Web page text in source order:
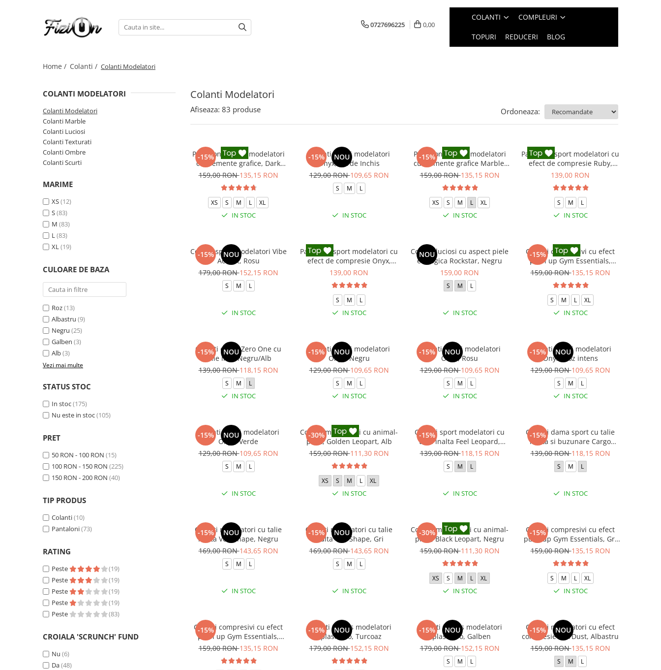
Colanti Marble
Colanti Texturati
Colanti Ombre
Colanti Scurti
Compleuri
0727696225 0,00
COLANTI COMPLEURI
TOPURI REDUCERI BLOG
Home / Colanti / Colanti Modelatori
Colanti Modelatori
COLANTI MODELATORI
Colanti Modelatori
Colanti Marble
Colanti Luciosi
Colanti Texturati
Colanti Ombre
Colanti Scurti
MARIME
XS(12)
S(83)
M (83)
L(83)
XL(19)
CULOARE DE BAZA
Roz(13)
Albastru (9)
Negru (25)
Galben (3)
Alb(3)
Vezi mai multe
STATUS STOC
In stoc(175)
Nu este in stoc(105)
PRET
50 RON - 100 RON (15)
100 RON - 150 RON (225)
150 RON - 200 RON (40)
TIP PRODUS
Colanti(10)
Pantaloni(73)
RATING
Peste
(19)
Peste
(19)
Peste
(19)
Peste
(19)
Peste
(83)
CROIALA 'SCRUNCH' FUND
Nu (6)
Da(48)
Afiseaza: 83 produse Ordoneaza:
-15%
Pantaloni fitness modelatori
cu elemente grafice, Dark
Marble, Negru
159,00 RON135,15 RON
XS S M L XL
IN STOC
-15% NOU
Colanti scurti modelatori
Onyx, Verde Inchis
129,00 RON109,65 RON
S M L
IN STOC
-15%
Pantaloni fitness modelatori
cu elemente grafice Marble,
Gri
159,00 RON135,15 RON
XS S M L XL
IN STOC
Pantaloni sport modelatori cu
efect de compresie Ruby,
Rosu
139,00 RON
S M L
IN STOC
-15% NOU
Colanti sport modelatori Vibe
Accent, Rosu
179,00 RON152,15 RON
S M L
IN STOC
Pantaloni sport modelatori cu
efect de compresie Onyx,
Negru
139,00 RON
S M L
IN STOC
NOU
Colanti luciosi cu aspect piele
ecologica Rockstar, Negru
159,00 RON
S M L
IN STOC
-15%
Colanti compresivi cu efect
push up Gym Essentials,
Negru
159,00 RON135,15 RON
S M L XL
IN STOC
-15% NOU
Colanti dama Zero One cu
talie in V, Negru/Alb
139,00 RON118,15 RON
S M L
IN STOC
-15% NOU
Colanti scurti modelatori
Onyx, Negru
129,00 RON109,65 RON
S M L
IN STOC
-15% NOU
Colanti scurti modelatori
Onyx, Rosu
129,00 RON109,65 RON
S M L
IN STOC
-15% NOU
Colanti scurti modelatori
Onyx, Roz intens
129,00 RON109,65 RON
S M L
IN STOC
-15% NOU
Colanti scurti modelatori
Onyx, Verde
129,00 RON109,65 RON
S M L
IN STOC
-30%
Colanti modelatori cu animal-
print, Golden Leopart, Alb
159,00 RON111,30 RON
XS S M L XL
IN STOC
-15%
Colanti sport modelatori cu
talie inalta Feel Leopard,
scrunch, Negru
139,00 RON118,15 RON
S M L
IN STOC
-15%
Colanti dama sport cu talie
inalta si buzunare Cargo
Pump, Verde
139,00 RON118,15 RON
S M L
IN STOC
-15% NOU
Colanti modelatori cu talie
inalta Vee-Shape, Negru
169,00 RON143,65 RON
S M L
IN STOC
-15% NOU
Colanti modelatori cu talie
inalta Vee-Shape, Gri
169,00 RON143,65 RON
S M L
IN STOC
-30%
Colanti modelatori cu animal-
print, Black Leopart, Negru
159,00 RON111,30 RON
XS S M L XL
IN STOC
-15%
Colanti compresivi cu efect
push up Gym Essentials, Gri
inchis
159,00 RON135,15 RON
S M L XL
IN STOC
-15%
Colanti compresivi cu efect
push up Gym Essentials,
Verde
159,00 RON135,15 RON
-15% NOU
Colanti fitness modelatori
Splash Pro, Turcoaz
179,00 RON152,15 RON
-15% NOU
Colanti fitness modelatori
Splash Pro, Galben
179,00 RON152,15 RON
S M L
-15% NOU
Colanti modelatori cu efect
compresie StarDust, Albastru
159,00 RON135,15 RON
S M L